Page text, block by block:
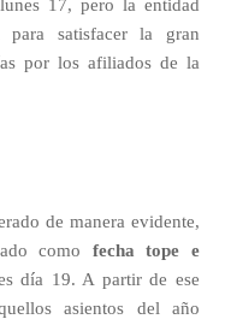
17, pero la entidad
para satisfacer la gran
por los afiliados de la
de manera evidente,
como fecha tope e
día 19. A partir de ese
asientos del año